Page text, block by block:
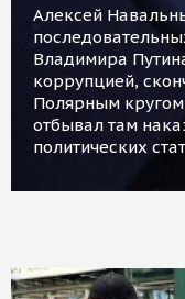
Алексей
Владимира
коррупцией,
Полярным
отбывал там
политических